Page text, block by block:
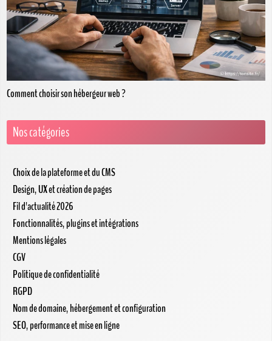
Comment choisir son hébergeur web ?
Nos catégories
Choix de la plateforme et du CMS
Design, UX et création de pages
Fil d'actualité 2026
Fonctionnalités, plugins et intégrations
Mentions légales
CGV
Politique de confidentialité
RGPD
Nom de domaine, hébergement et configuration
SEO, performance et mise en ligne